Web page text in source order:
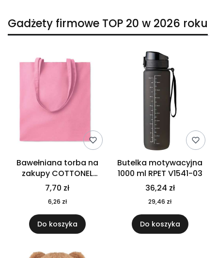
Gadżety firmowe TOP 20 w 2026 roku
Bawełniana torba na
zakupy COTTONEL
COLOUR++ MO9846-11
7,70 zł
6,26 zł
Do koszyka
Butelka motywacyjna
1000 ml RPET V1541-03
36,24 zł
29,46 zł
Do koszyka